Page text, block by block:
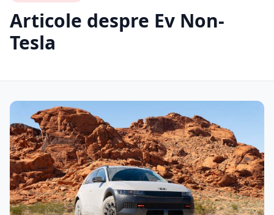
Articole despre Ev Non-
Tesla